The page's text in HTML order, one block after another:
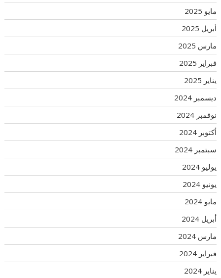
مايو 2025
أبريل 2025
مارس 2025
فبراير 2025
يناير 2025
ديسمبر 2024
نوفمبر 2024
أكتوبر 2024
سبتمبر 2024
يوليو 2024
يونيو 2024
مايو 2024
أبريل 2024
مارس 2024
فبراير 2024
يناير 2024